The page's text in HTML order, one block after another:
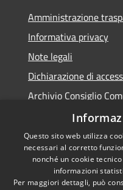
Amministrazione
Informativa privacy
Note legali
Dichiarazione di
Archivio Consiglio
Consiglio Comunale
RSS
Questo sito web utilizza
necessari al corretto
nonché un cookie
informazioni
Per maggiori dettagli, può